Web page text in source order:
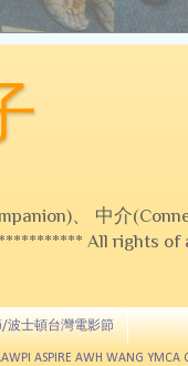
、 中介
All rights of
波士頓台灣電影節
ASPIRE AWH WANG YMCA